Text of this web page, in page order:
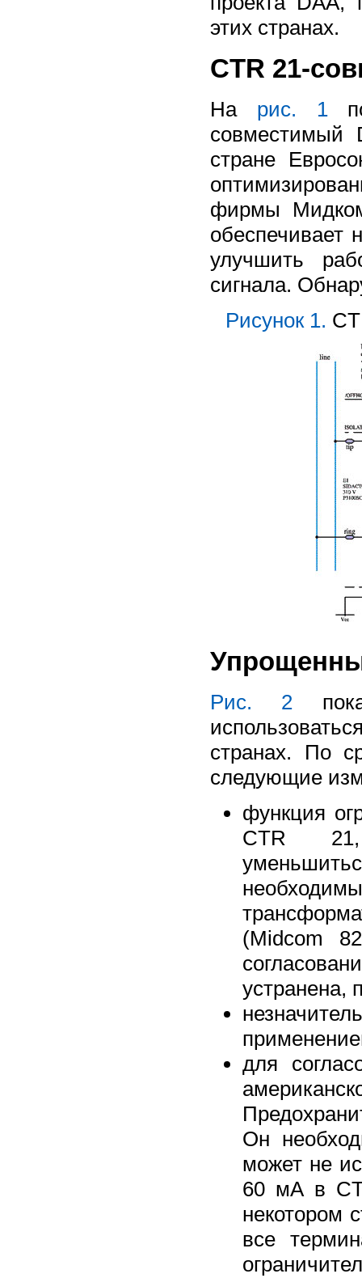
этих странах.
CTR 21-
На рис. 1
совместимый
стране
фирмы
обеспечивает
улучшить
сигнала.
Рисунок 1.
Рис. 2
странах. По
следующие
функция
CTR 21,
(Midcom
устранена,
для
Он
может не
60 мА в
некотором
все